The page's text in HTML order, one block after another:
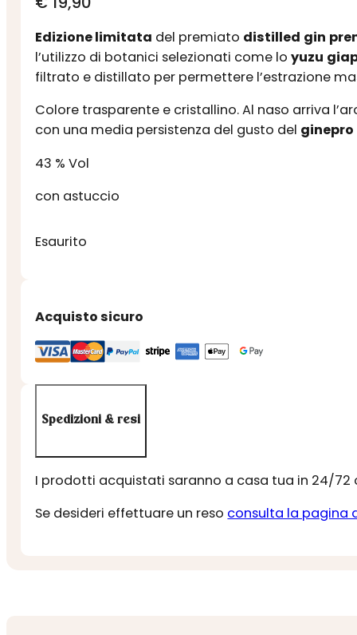
Edizione limitata del premiato distilled gin
l’utilizzo di botanici selezionati come loyuzu
filtrato e distillato per permettere l’estrazione
Colore trasparente e cristallino. Al naso arriva
con una media persistenza del gusto del ginepro
43 % Vol
con astuccio
Esaurito
Acquisto sicuro
Spedizioni & resi
I prodotti acquistati saranno a casa tua in 24/72
Se desideri effettuare un reso consulta la pagina